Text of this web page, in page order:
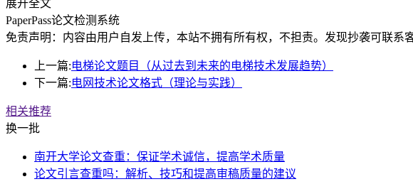
展开全文
PaperPass论文检测系统
免责声明：内容由用户自发上传，本站不拥有所有权，不担责。发现抄袭可联系
上一篇:电梯论文题目（从过去到未来的电梯技术发展趋势）
下一篇:电网技术论文格式（理论与实践）
相关推荐
换一批
南开大学论文查重：保证学术诚信，提高学术质量
论文引言查重吗：解析、技巧和提高审稿质量的建议